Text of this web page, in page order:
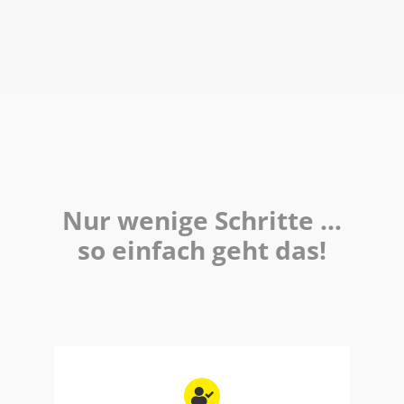
Nur wenige Schritte …
so einfach geht das!